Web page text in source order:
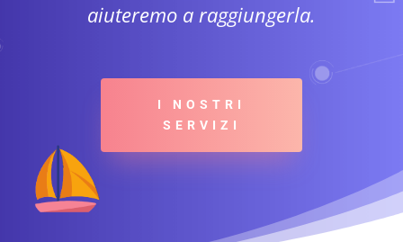
aiuteremo a raggiungerla.
I NOSTRI
SERVIZI